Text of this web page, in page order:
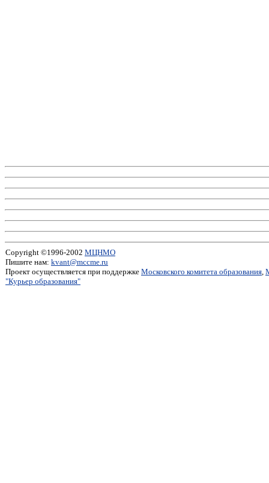
Copyright ©1996-2002 МЦНМО
Пишите нам: kvant@mccme.ru
Проект осуществляется при поддержке Московского комитета образования,
"Курьер образования"